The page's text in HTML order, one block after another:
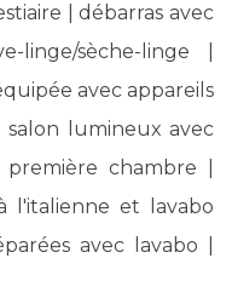
| débarras avec
linge/sèche-linge |
avec appareils
lumineux avec
chambre |
l'italienne et lavabo
avec lavabo |